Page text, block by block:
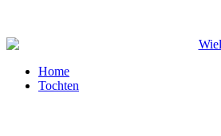
Home
Tochten